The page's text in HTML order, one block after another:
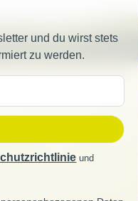
und du wirst stets
zu werden.
und